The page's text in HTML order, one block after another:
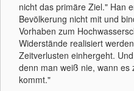
nicht das primäre Ziel." Han
Bevölkerung nicht mit und
Vorhaben zum
Widerstände realisiert
Zeitverlusten einhergeht.
denn man weiß nie, wann es
kommt."